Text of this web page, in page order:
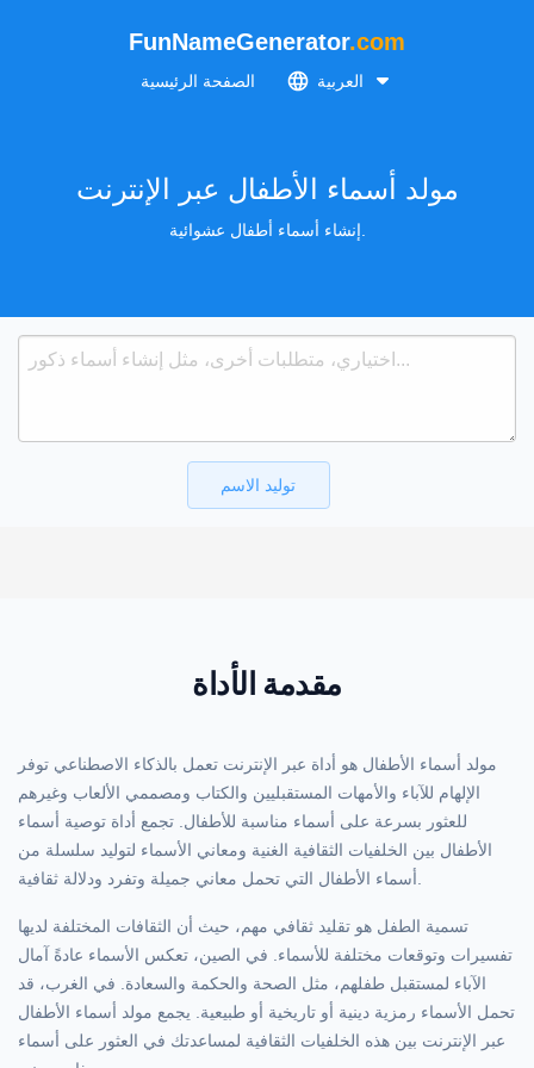
FunNameGenerator.com
الصفحة الرئيسية العربية
مولد أسماء الأطفال عبر الإنترنت
توليد الاسم
مقدمة الأداة
مولد أسماء الأطفال هو أداة عبر الإنترنت تعمل بالذكاء الاصطناعي توفر
الإلهام للآباء والأمهات المستقبليين والكتاب ومصممي الألعاب وغيرهم
للعثور بسرعة على أسماء مناسبة للأطفال. تجمع أداة توصية أسماء
الأطفال بين الخلفيات الثقافية الغنية ومعاني الأسماء لتوليد سلسلة من
تسمية الطفل هو تقليد ثقافي مهم، حيث أن الثقافات المختلفة لديها
تفسيرات وتوقعات مختلفة للأسماء. في الصين، تعكس الأسماء عادةً آمال
الآباء لمستقبل طفلهم، مثل الصحة والحكمة والسعادة. في الغرب، قد
تحمل الأسماء رمزية دينية أو تاريخية أو طبيعية. يجمع مولد أسماء الأطفال
عبر الإنترنت بين هذه الخلفيات الثقافية لمساعدتك في العثور على أسماء